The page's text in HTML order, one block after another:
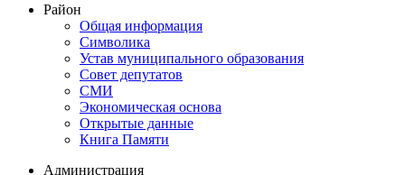
Район
Общая информация
Символика
Устав муниципального образования
Совет депутатов
СМИ
Экономическая основа
Открытые данные
Книга Памяти
Администрация